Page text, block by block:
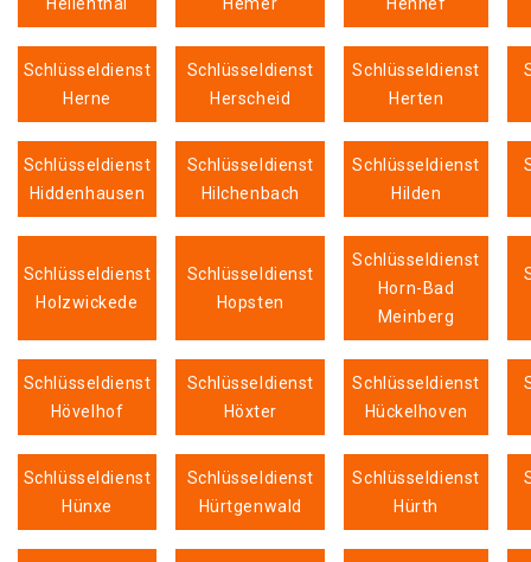
Schlüsseldienst
Herne
Schlüsseldienst
Herscheid
Schlüsseldienst
Herten
Schlüsseldienst
Hiddenhausen
Schlüsseldienst
Hilchenbach
Schlüsseldienst
Hilden
Schlüsseldienst
Holzwickede
Schlüsseldienst
Hopsten
Schlüsseldienst
Horn-Bad
Meinberg
Schlüsseldienst
Hövelhof
Schlüsseldienst
Höxter
Schlüsseldienst
Hückelhoven
Schlüsseldienst
Hünxe
Schlüsseldienst
Hürtgenwald
Schlüsseldienst
Hürth